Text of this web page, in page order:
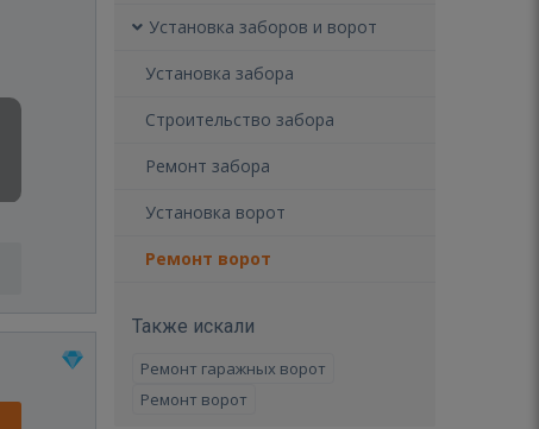
Установка заборов и ворот
Установка забора
Строительство забора
Ремонт забора
Установка ворот
Ремонт ворот
Также искали
Ремонт гаражных ворот
Ремонт ворот